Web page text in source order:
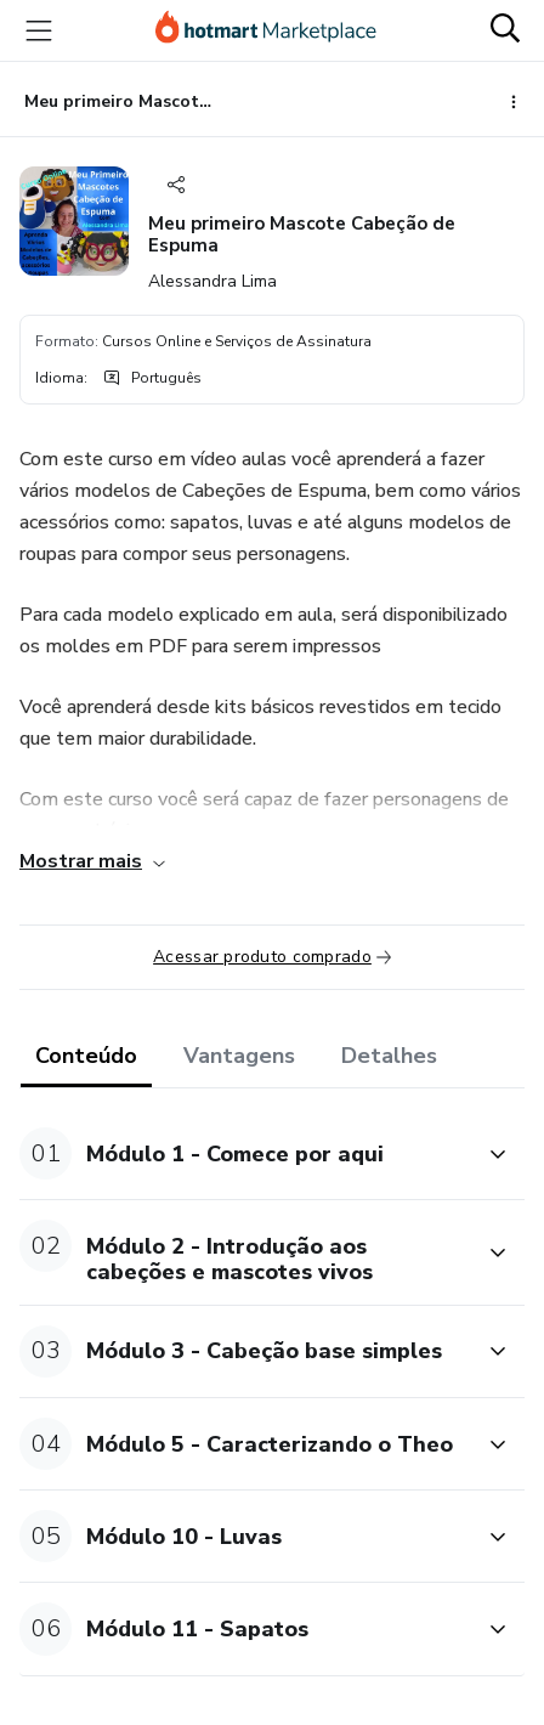
para
conteúdo
principal
para
pagamento
para
rodapé
Meu primeiro Mascote Cabeção de Espuma
Meu primeiro Mascote Cabeção de
Espuma
Alessandra Lima
Formato: Cursos Online e Serviços de Assinatura
Idioma: Português
Com este curso em vídeo aulas você aprenderá a fazer
vários modelos de Cabeções de Espuma, bem como vários
acessórios como: sapatos, luvas e até alguns modelos de
roupas para compor seus personagens.
Para cada modelo explicado em aula, será disponibilizado
os moldes em PDF para serem impressos
Você aprenderá desde kits básicos revestidos em tecido
que tem maior durabilidade.
Com este curso você será capaz de fazer personagens de
cacheada, lisinha
* Menina Meg cachinhos
* Menino Theo Cabelo lisinho espetado
* Menina Tininha de cabelo Chanel
* Ovelha,
* Bíblia de Vestir
* Diferentes modelos de sapatos
chapéus
Mostrar mais
Acessar produto comprado
Conteúdo Vantagens Detalhes
01 Módulo 1 - Comece por aqui
02
Módulo 2 - Introdução aos
cabeções e mascotes vivos
03 Módulo 3 - Cabeção base simples
04 Módulo 5 - Caracterizando o Theo
05 Módulo 10 - Luvas
06 Módulo 11 - Sapatos